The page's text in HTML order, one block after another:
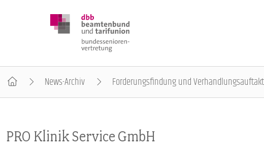
POSITIONEN
News-Archiv Forderungsfindung und
PRO Klinik Service GmbH